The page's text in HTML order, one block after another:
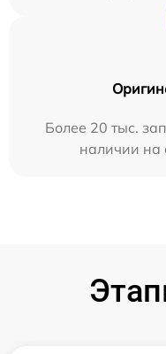
Более 20 тыс.
наличии на